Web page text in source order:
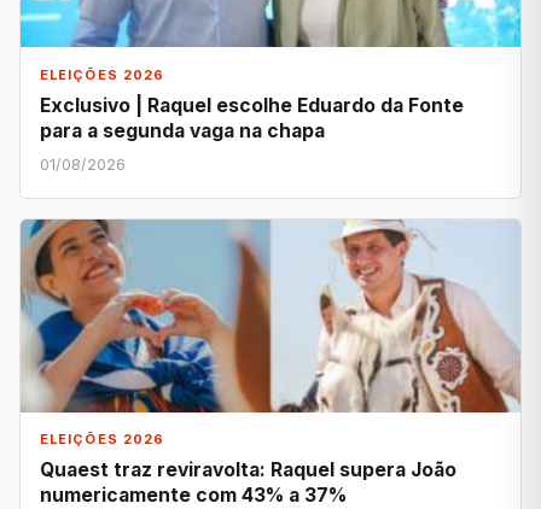
ELEIÇÕES 2026
Exclusivo | Raquel escolhe Eduardo da Fonte
para a segunda vaga na chapa
01/08/2026
ELEIÇÕES 2026
Quaest traz reviravolta: Raquel supera João
numericamente com 43% a 37%